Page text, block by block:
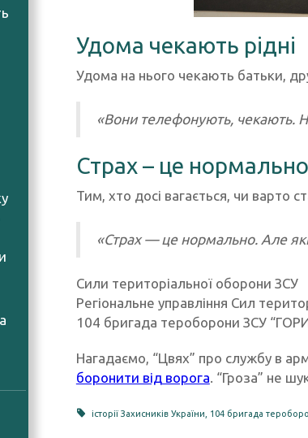
Удома чекають рідні
Удома на нього чекають батьки,
«Вони телефонують, чекають.
Страх – це нормально
Тим, хто досі вагається, чи варто
«Страх — це нормально. Але
Сили територіальної оборони ЗСУ
Регіональне управління Сил
104 бригада тероборони ЗСУ
Нагадаємо, “Цвях” про службу в
боронити від ворога . “Гроза” не
історії Захисників України 104 бригада